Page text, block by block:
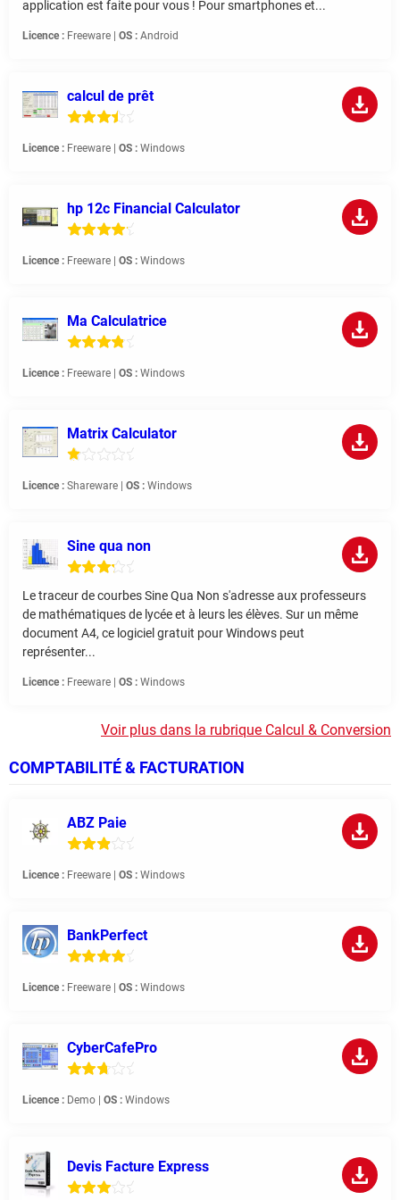
application est faite pour vous ! Pour smartphones et...
Licence : Freeware | OS : Android
calcul de prêt
Licence : Freeware | OS : Windows
hp 12c Financial Calculator
Licence : Freeware | OS : Windows
Ma Calculatrice
Licence : Freeware | OS : Windows
Matrix Calculator
Licence : Shareware | OS : Windows
Sine qua non
Le traceur de courbes Sine Qua Non s'adresse aux professeurs
de mathématiques de lycée et à leurs les élèves. Sur un même
document A4, ce logiciel gratuit pour Windows peut
représenter...
Licence : Freeware | OS : Windows
Voir plus dans la rubrique Calcul & Conversion
COMPTABILITÉ & FACTURATION
ABZ Paie
Licence : Freeware | OS : Windows
BankPerfect
Licence : Freeware | OS : Windows
CyberCafePro
Licence : Demo | OS : Windows
Devis Facture Express